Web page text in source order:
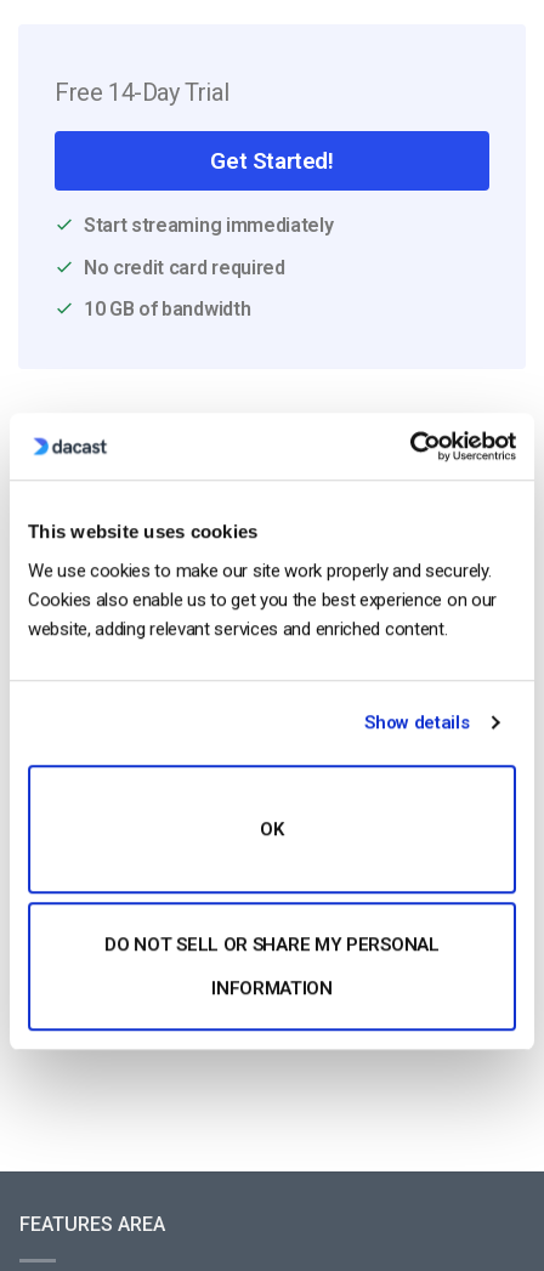
This website uses cookies
We use cookies to make our site work properly and securely.
Cookies also enable us to get you the best experience on our
website, adding relevant services and enriched content.
Show details
OK
DO NOT SELL OR SHARE MY PERSONAL
INFORMATION
Free 14-Day Trial
Get Started!
Start streaming immediately
No credit card required
10 GB of bandwidth
Read Next
Comparaison des 20 meilleures plateformes
d’hébergement de vidéos d’entreprise
[Updated for 2022]
by Emily Krings
May 9, 2025
et des réunions virtuelles ? [2021 Update]
Votre guide des meilleurs équipements de
May 14, 2026
FEATURES AREA